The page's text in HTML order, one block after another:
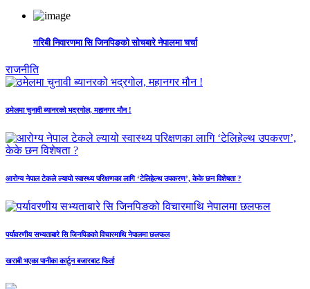
गरिबी निवारणमा सि जिनपिङको सोचबारे नेपालमा चर्चा
राजनीति
ठमेलमा चुनावी ब्यानरको भद्रगोल, महानगर मौन !
आरोग्य नेपाल टेकले ल्यायो स्वास्थ्य परिक्षणका लागि ‘टेलिहेल्थ उपकरण’, केके छन विशेषता ?
पर्यावरणीय सभ्यताबारे सि जिनपिङको विचारमाथि नेपालमा छलफल
खराबी भएका पानीका कार्टुन बजारबाट फिर्ता